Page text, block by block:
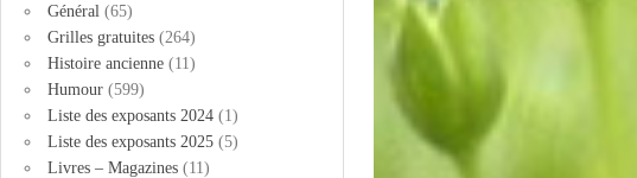
Général (65)
Grilles gratuites (264)
Histoire ancienne (11)
Humour (599)
Liste des exposants 2024 (1)
Liste des exposants 2025 (5)
Livres – Magazines (11)